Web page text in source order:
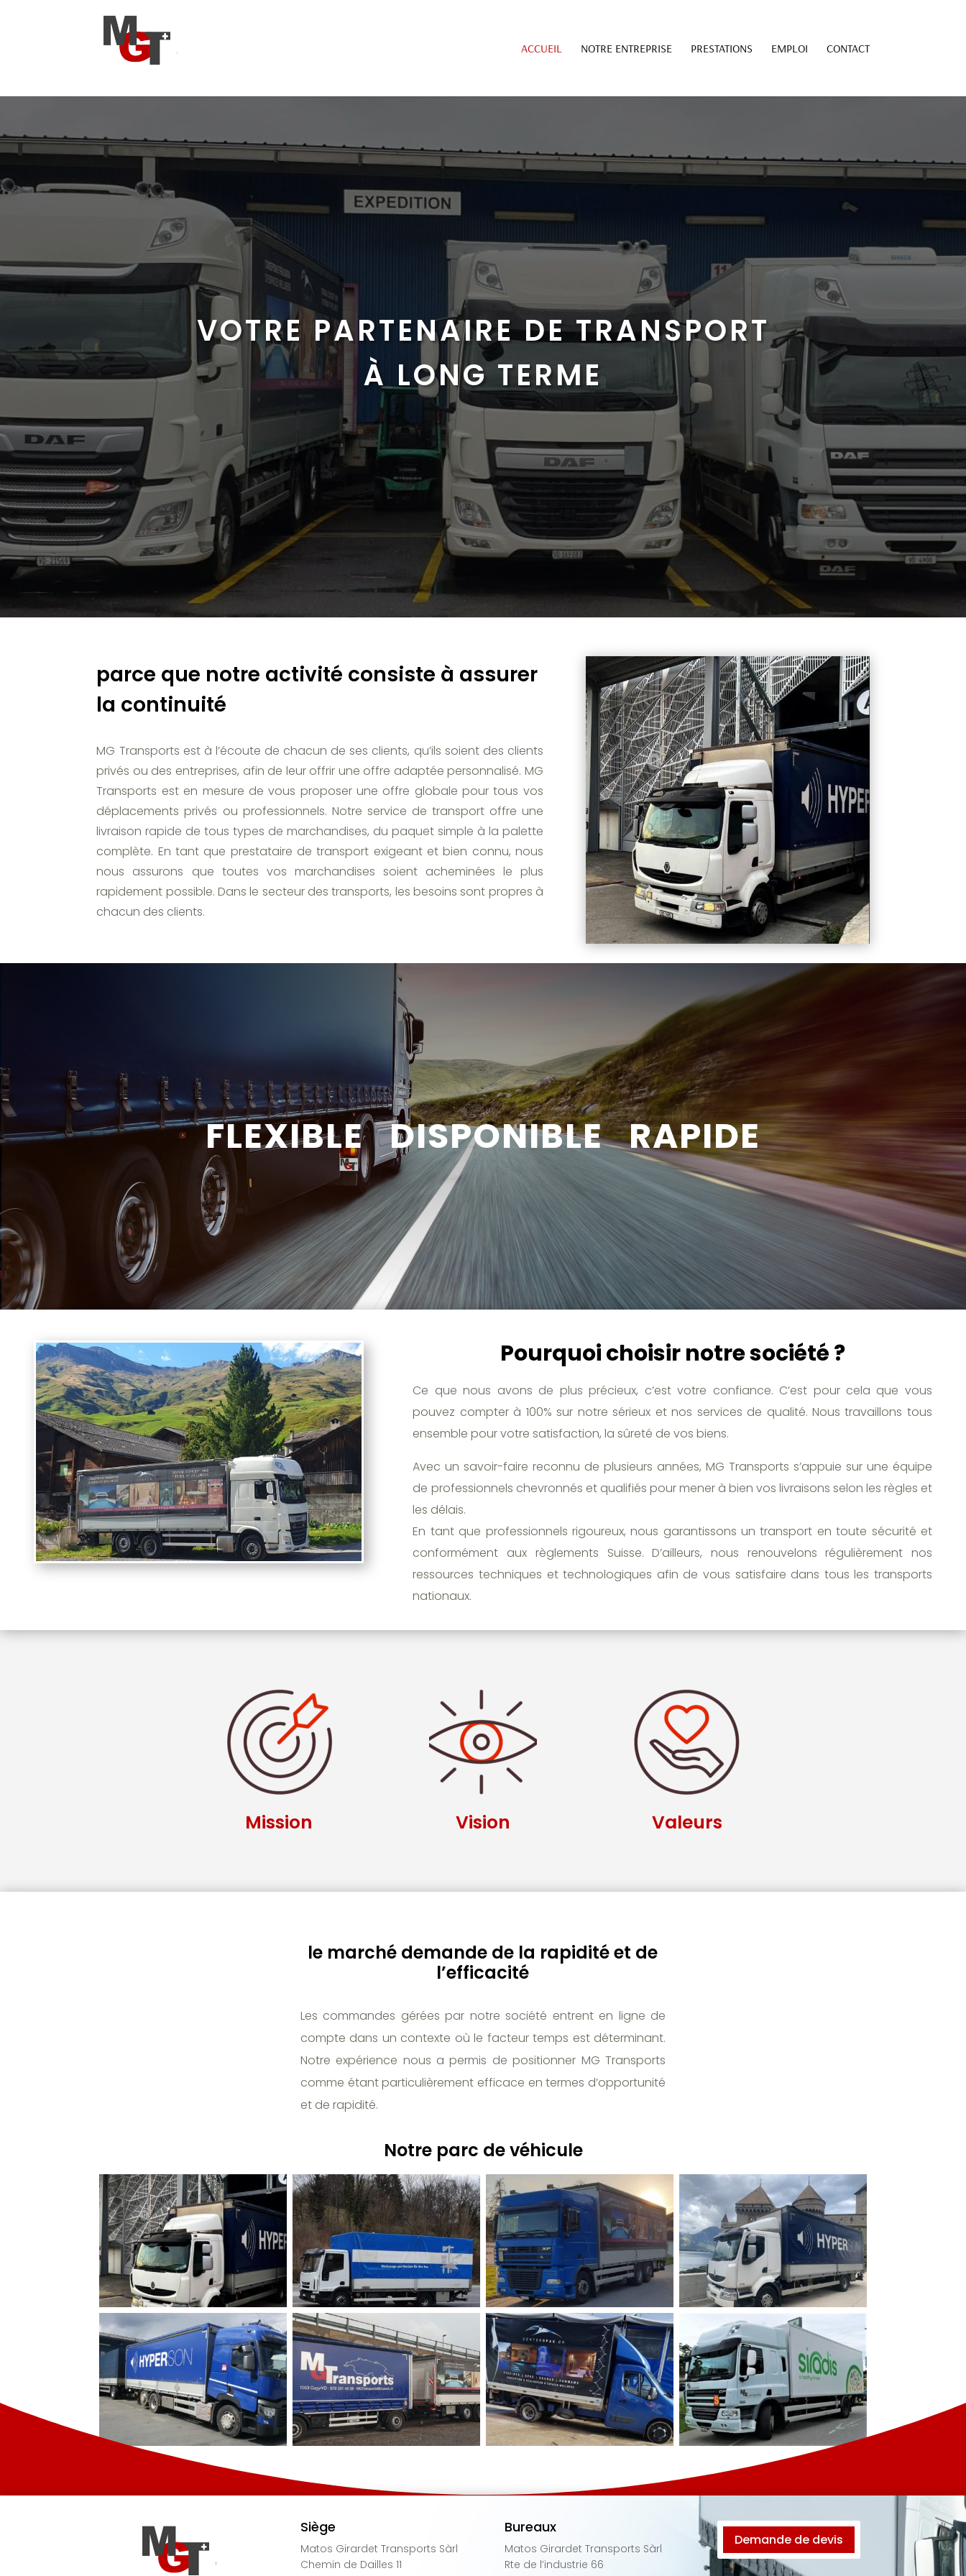
ACCUEIL NOTRE ENTREPRISE PRESTATIONS EMPLOI CONTACT
VOTRE PARTENAIRE DE TRANSPORT
À LONG TERME
parce que notre activité consiste à assurer
la continuité
MG Transports est à l’écoute de chacun de ses clients, qu’ils soient des clients
privés ou des entreprises, afin de leur offrir une offre adaptée personnalisé. MG
Transports est en mesure de vous proposer une offre globale pour tous vos
déplacements privés ou professionnels. Notre service de transport offre une
livraison rapide de tous types de marchandises, du paquet simple à la palette
complète. En tant que prestataire de transport exigeant et bien connu, nous
nous assurons que toutes vos marchandises soient acheminées le plus
rapidement possible. Dans le secteur des transports, les besoins sont propres à
chacun des clients.
FLEXIBLE DISPONIBLE RAPIDE
Pourquoi choisir notre société ?
Ce que nous avons de plus précieux, c’est votre confiance. C’est pour cela que vous
pouvez compter à 100% sur notre sérieux et nos services de qualité. Nous travaillons tous
ensemble pour votre satisfaction, la sûreté de vos biens.
Avec un savoir-faire reconnu de plusieurs années, MG Transports s’appuie sur une équipe
de professionnels chevronnés et qualifiés pour mener à bien vos livraisons selon les règles et
les délais.
En tant que professionnels rigoureux, nous garantissons un transport en toute sécurité et
conformément aux règlements Suisse. D’ailleurs, nous renouvelons régulièrement nos
ressources techniques et technologiques afin de vous satisfaire dans tous les transports
nationaux.
Mission Vision Valeurs
le marché demande de la rapidité et de
l’efficacité
Les commandes gérées par notre société entrent en ligne de
compte dans un contexte où le facteur temps est déterminant.
Notre expérience nous a permis de positionner MG Transports
comme étant particulièrement efficace en termes d’opportunité
et de rapidité.
Notre parc de véhicule
Siège
Matos Girardet Transports Sàrl
Chemin de Dailles 11
Bureaux
Matos Girardet Transports Sàrl
Rte de l’industrie 66
Demande de devis